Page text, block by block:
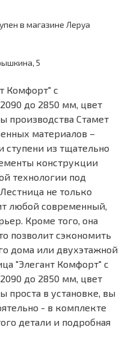
в магазине Леруа
5
Комфорт" с
до 2850 мм, цвет
производства Стамет
материалов –
ступени из тщательно
конструкции
технологии под
не только
любой современный,
Кроме того, она
позволит сэкономить
дома или двухэтажной
"Элегант Комфорт" с
до 2850 мм, цвет
проста в установке, вы
- в комплекте
детали и подробная